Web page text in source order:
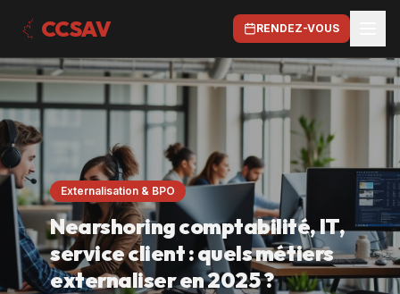
CCSAV RENDEZ-VOUS
Externalisation & BPO
Nearshoring comptabilité, IT,
service client : quels métiers
externaliser en 2025 ?